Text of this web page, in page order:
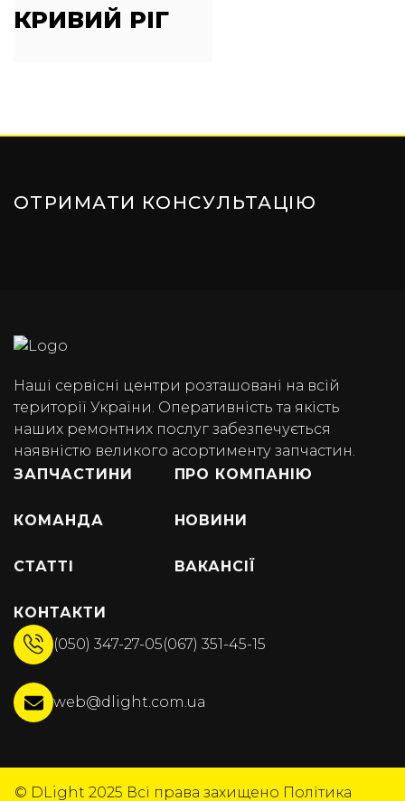
КРИВИЙ РІГ
ОТРИМАТИ КОНСУЛЬТАЦІЮ
Наші сервісні центри розташовані на всій
території України. Оперативність та якість
наших ремонтних послуг забезпечується
наявністю великого асортименту запчастин.
ЗАПЧАСТИНИ
ПРО КОМПАНІЮ
КОМАНДА НОВИНИ
СТАТТІ ВАКАНСІЇ
КОНТАКТИ
(050) 347-27-05(067) 351-45-15
web@dlight.com.ua
© DLight 2025 Всі права захищено Політика